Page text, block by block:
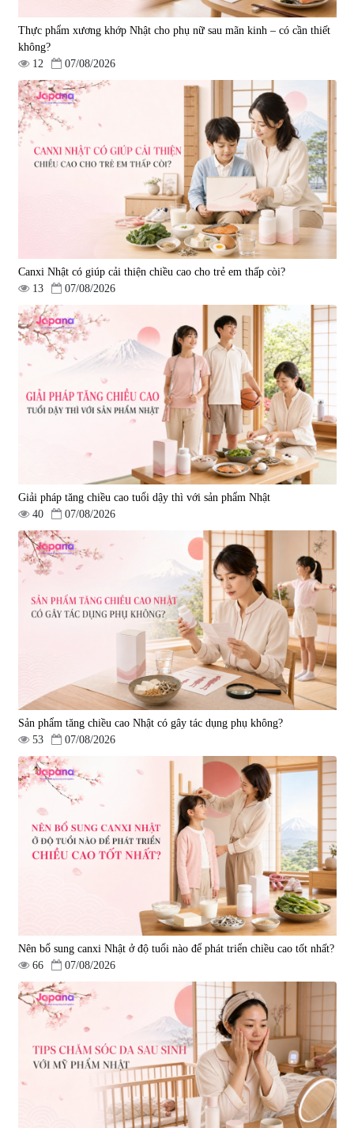
Tẩy tế bào chết Nichiei Bussan
Nano NMN+ Peeling Gel
Luxury 200g
1.490.000 đ
Viên uống hỗ trợ bền thành
mạch, ngừa tai biến Elastin Plus
& Nattokinase Hokoen 80 viên
|0
980.000 đ
Viên uống bổ gan Ribeto Shoji
Hepaclean 60 viên
543.205
690.000 đ
Viên uống hỗ trợ cải thiện thoát
vị đĩa đệm Kyoto Has 30 viên
14.560
1.600.000 đ
Viên uống hỗ trợ giấc ngủ Fujina
Sleepy Nhật Bản 80 viên
|13.760
580.000 đ
điều trị đột quỵ Biken Kinase
Gold 60 viên
|0
1.570.000 đ
Thực phẩm xương khớp Nhật cho phụ nữ sau mãn kinh – có cần thiết
không?
12
07/08/2026
Canxi Nhật có giúp cải thiện chiều cao cho trẻ em thấp còi?
13
07/08/2026
Giải pháp tăng chiều cao tuổi dậy thì với sản phẩm Nhật
40
07/08/2026
Sản phẩm tăng chiều cao Nhật có gây tác dụng phụ không?
53
07/08/2026
Nên bổ sung canxi Nhật ở độ tuổi nào để phát triển chiều cao tốt nhất?
66
07/08/2026